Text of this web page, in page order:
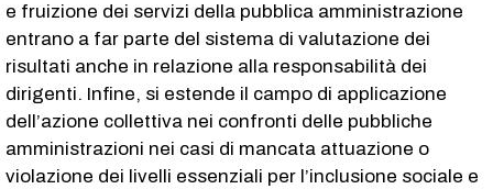
e fruizione dei servizi della pubblica amministrazione
entrano a far parte del sistema di valutazione dei
risultati anche in relazione alla responsabilità dei
dirigenti. Infine, si estende il campo di applicazione
dell’azione collettiva nei confronti delle pubbliche
amministrazioni nei casi di mancata attuazione o
violazione dei livelli essenziali per l’inclusione sociale e